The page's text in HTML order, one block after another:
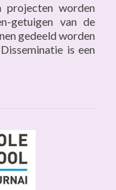
projecten worden
getuigen van de
gedeeld worden
is een